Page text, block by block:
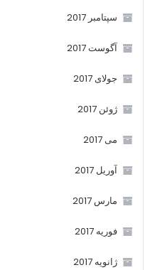
سپتامبر 2017
آگوست 2017
جولای 2017
ژوئن 2017
می 2017
آوریل 2017
مارس 2017
فوریه 2017
ژانویه 2017